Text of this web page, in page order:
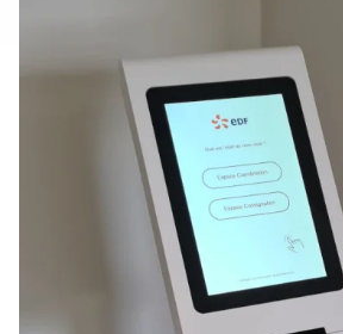
ESII DONNE DU TEMPS A L’ESSENTIEL